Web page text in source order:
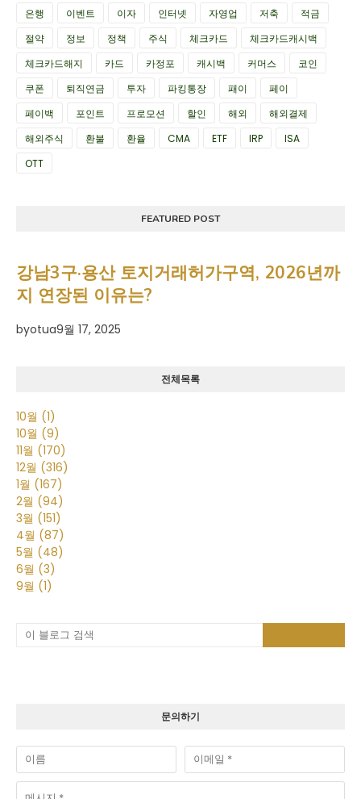
은행
이벤트 이자 인터넷 자영업 저축
적금
절약
정보 정책 주식 체크카드
체크카드캐시백
체크카드해지
카드 카정포 캐시백 커머스
코인
쿠폰
퇴직연금 투자 파킹통장 패이
페이
페이백
포인트 프로모션 할인 해외
해외결제
해외주식
환불 환율 CMA ETF IRP
ISA
OTT
FEATURED POST
강남3구·용산 토지거래허가구역, 2026년까
지 연장된 이유는?
byotua9월 17, 2025
전체목록
10월 (1)
10월 (9)
11월 (170)
12월 (316)
1월 (167)
2월 (94)
3월 (151)
4월 (87)
5월 (48)
6월 (3)
9월 (1)
문의하기